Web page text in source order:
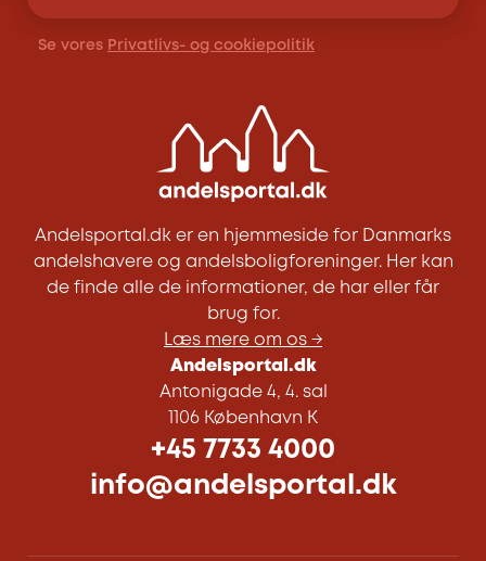
Se vores Privatlivs- og cookiepolitik
Andelsportal.dk er en hjemmeside for Danmarks
andelshavere og andelsboligforeninger. Her kan
de finde alle de informationer, de har eller får
brug for.
Læs mere om os →
Andelsportal.dk
Antonigade 4, 4. sal
1106 København K
+45 7733 4000
info@andelsportal.dk